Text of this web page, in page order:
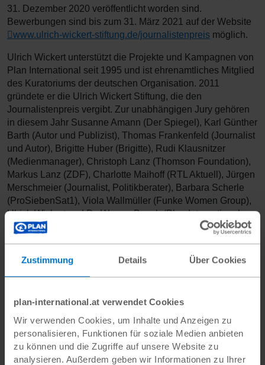
Zustimmung Details Über Cookies
plan-international.at verwendet Cookies
Wir verwenden Cookies, um Inhalte und Anzeigen zu
personalisieren, Funktionen für soziale Medien anbieten
zu können und die Zugriffe auf unsere Website zu
analysieren. Außerdem geben wir Informationen zu Ihrer
31. Dezember 2020 veröffentlicht worden sind.
Bewerbungen sind bis zum 31. März 2021 auf der Website
www.ulrich-wickert-stiftung.de/journalistenpreis möglich.
Ulrich Wickert unterstützt die Projekte und Kampagnen von
Plan International seit 1995 und ist ehrenamtliches Mitglied
des Kuratoriums der deutschen Organisation. 2011
gründete er die Ulrich Wickert Stiftung, die den
Journalistenpreis vergibt. Zur unabhängigen Jury gehören
in diesem Jahr Susanne Amann (Der Spiegel), Karl Günther
Barth (Autor und Publizist), Thomas Frankenfeld (Journalist
und Autor), Brigitte Huber (Brigitte), Rudi Klausnitzer
(Medienmanager), Christoph Lanz (Thomson Foundation),
Markus Lanz (ZDF), Charlotte Maihoff (RTL Aktuell), Jürgen
Merschmeier (Journalist, Politikberater), Barbara Scherle
(ProSiebenSat1), Viola Wallmüller (Funke Women Group),
Ulrich Wickert und Dr. Werner Bauch (Plan International
Deutschland).
Bramfelder Str. 70, 22305 Hamburg
Antje Schröder, Pressereferentin, Tel. 040 / 60 77 16-
281, presse@plan.de